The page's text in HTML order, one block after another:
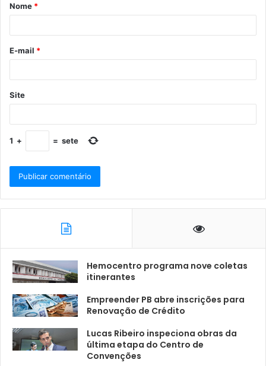
Nome *
E-mail *
Site
1 + = sete
Hemocentro programa nove coletas
itinerantes
Empreender PB abre inscrições para
Renovação de Crédito
Lucas Ribeiro inspeciona obras da
última etapa do Centro de
Convenções